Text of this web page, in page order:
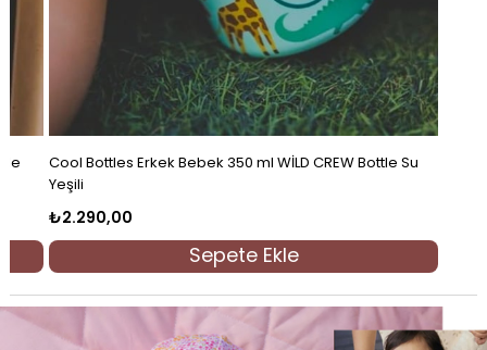
Cool Bottles Erkek Bebek 350 ml WİLD CREW Bottle Su
Yeşili
₺2.290,00
Sepete Ekle